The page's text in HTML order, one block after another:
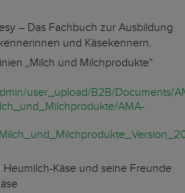
– Das Fachbuch zur Ausbildung
und Käsekennern.
„Milch und Milchprodukte“
user_upload/B2B/Documents/
AMA-
Heumilch-Käse und seine Freunde